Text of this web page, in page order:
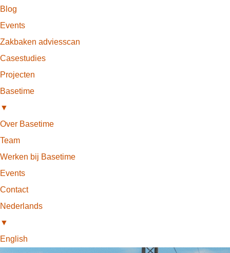
Blog
Events
Zakbaken adviesscan
Casestudies
Projecten
Basetime
▼
Over Basetime
Team
Werken bij Basetime
Events
Contact
Nederlands
▼
English